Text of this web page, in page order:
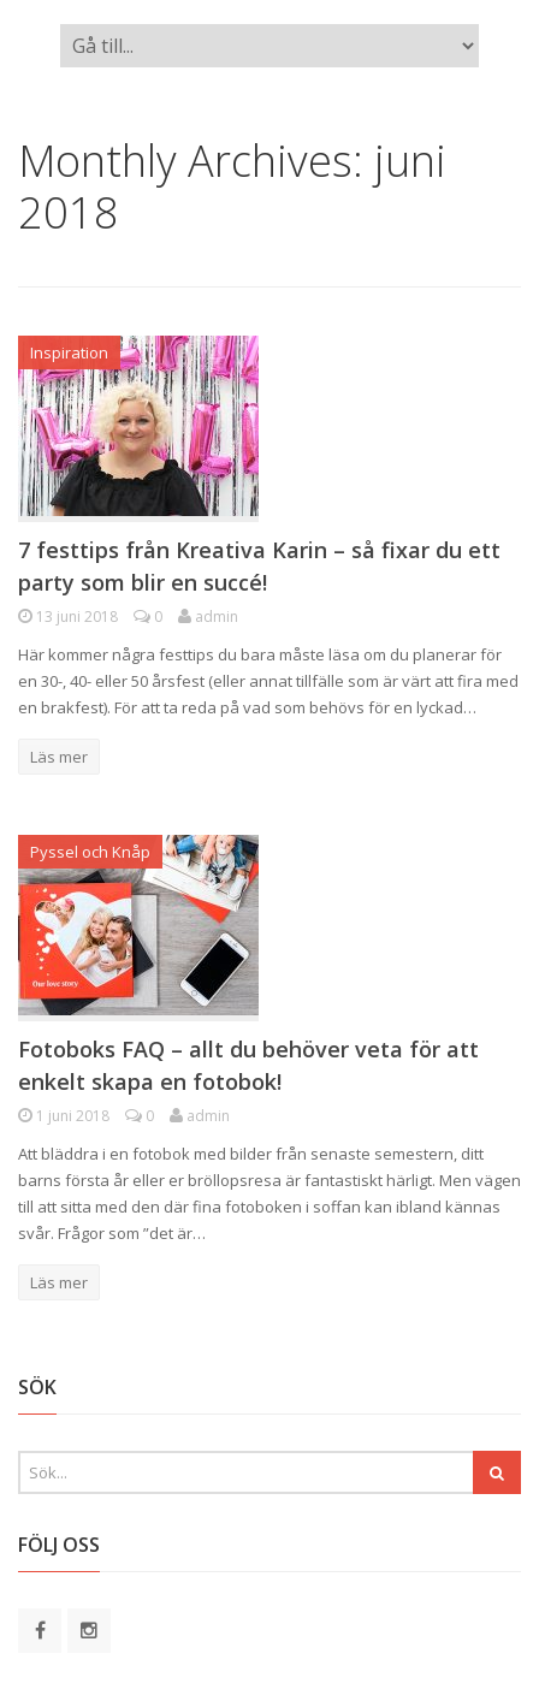
Monthly Archives: juni
2018
Inspiration
7 festtips från Kreativa Karin – så fixar du ett
party som blir en succé!
13 juni 2018 0 admin
Här kommer några festtips du bara måste läsa om du planerar för
en 30-, 40- eller 50 årsfest (eller annat tillfälle som är värt att fira med
en brakfest). För att ta reda på vad som behövs för en lyckad…
Läs mer
Pyssel och Knåp
Fotoboks FAQ – allt du behöver veta för att
enkelt skapa en fotobok!
1 juni 2018 0 admin
Att bläddra i en fotobok med bilder från senaste semestern, ditt
barns första år eller er bröllopsresa är fantastiskt härligt. Men vägen
till att sitta med den där fina fotoboken i soffan kan ibland kännas
svår. Frågor som ”det är…
Läs mer
SÖK
FÖLJ OSS